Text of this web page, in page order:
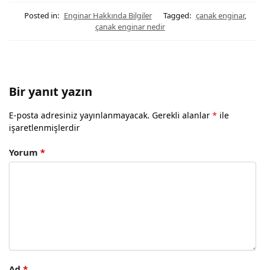
Posted in: Enginar Hakkında Bilgiler Tagged: çanak enginar,
çanak enginar nedir
Bir yanıt yazın
E-posta adresiniz yayınlanmayacak. Gerekli alanlar * ile
işaretlenmişlerdir
Yorum *